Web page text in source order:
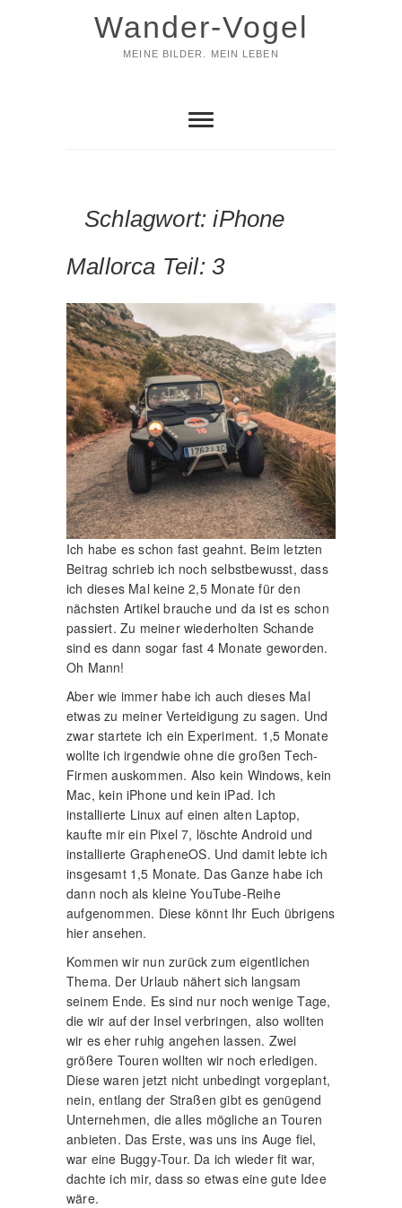
Wander-Vogel
MEINE BILDER. MEIN LEBEN
Schlagwort:iPhone
Mallorca Teil: 3
Ich habe es schon fast geahnt. Beim letzten
Beitrag schrieb ich noch selbstbewusst, dass
ich dieses Mal keine 2,5 Monate für den
nächsten Artikel brauche und da ist es schon
passiert. Zu meiner wiederholten Schande
sind es dann sogar fast 4 Monate geworden.
Oh Mann!
Aber wie immer habe ich auch dieses Mal
etwas zu meiner Verteidigung zu sagen. Und
zwar startete ich ein Experiment. 1,5 Monate
wollte ich irgendwie ohne die großen Tech-
Firmen auskommen. Also kein Windows, kein
Mac, kein iPhone und kein iPad. Ich
installierte Linux auf einen alten Laptop,
kaufte mir ein Pixel 7, löschte Android und
installierte GrapheneOS. Und damit lebte ich
insgesamt 1,5 Monate. Das Ganze habe ich
dann noch als kleine YouTube-Reihe
aufgenommen. Diese könnt Ihr Euch übrigens
hier ansehen.
Kommen wir nun zurück zum eigentlichen
Thema. Der Urlaub nähert sich langsam
seinem Ende. Es sind nur noch wenige Tage,
die wir auf der Insel verbringen, also wollten
wir es eher ruhig angehen lassen. Zwei
größere Touren wollten wir noch erledigen.
Diese waren jetzt nicht unbedingt vorgeplant,
nein, entlang der Straßen gibt es genügend
Unternehmen, die alles mögliche an Touren
anbieten. Das Erste, was uns ins Auge fiel,
war eine Buggy-Tour. Da ich wieder fit war,
dachte ich mir, dass so etwas eine gute Idee
wäre.